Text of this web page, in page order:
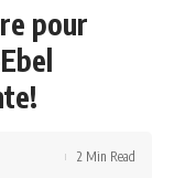
pour
2 Min Read